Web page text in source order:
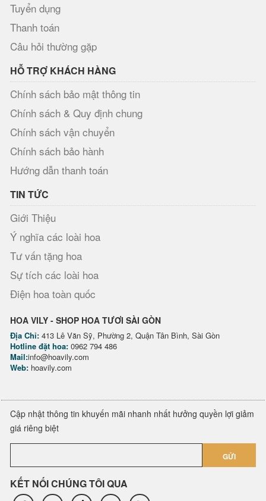
Tuyển dụng
Thanh toán
Câu hỏi thường gặp
HỖ TRỢ KHÁCH HÀNG
Chính sách bảo mật thông tin
Chính sách & Quy định chung
Chính sách vận chuyển
Chính sách bảo hành
Hướng dẫn thanh toán
TIN TỨC
Giới Thiệu
Ý nghĩa các loài hoa
Tư vấn tặng hoa
Sự tích các loài hoa
Điện hoa toàn quốc
HOA VILY - SHOP HOA TƯƠI SÀI GÒN
Địa Chỉ: 413 Lê Văn Sỹ, Phường 2, Quận Tân Bình, Sài Gòn
Hotline đặt hoa: 0962 794 486
Mail:info@hoavily.com
Web: hoavily.com
Cập nhật thông tin khuyến mãi nhanh nhất hưởng quyền lợi giảm
giá riêng biệt
GỬI
KẾT NỐI CHÚNG TÔI QUA